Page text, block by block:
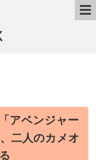
アベンジャー
二人のカメオ